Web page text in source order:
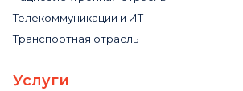
Телекоммуникации и ИТ
Транспортная отрасль
Услуги